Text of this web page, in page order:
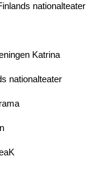
nationalteater
Katrina
nationalteater